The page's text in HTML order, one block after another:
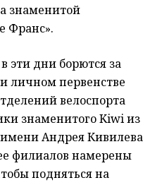
знаменитой
Франс».
эти дни борются за
личном первенстве
велоспорта
знаменитого Kiwi из
Андрея Кивилева
филиалов намерены
подняться на